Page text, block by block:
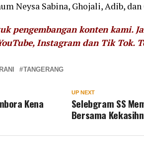
Neysa Sabina, Ghojali, Adib,
pengembangan konten kami.
Instagram dan Tik Tok.
TANGERANG
UP NEXT
Selebgram SS
Bersama
Kena